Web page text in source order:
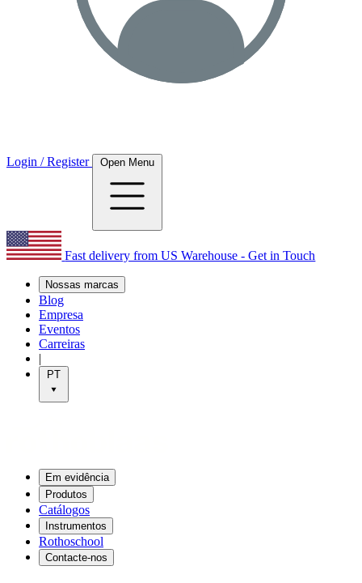
Login / Register Open Menu
Fast delivery from US Warehouse - Get in Touch
Nossas marcas
Blog
Empresa
Eventos
Carreiras
|
PT
Em evidência
Produtos
Catálogos
Instrumentos
Rothoschool
Contacte-nos